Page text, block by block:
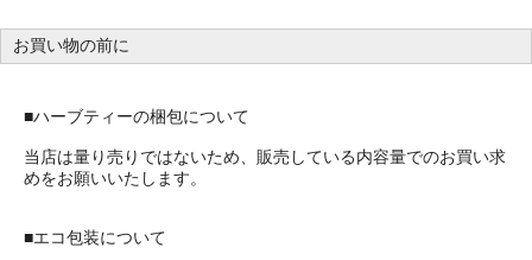
お買い物の前に
■ハーブティーの梱包について
当店は量り売りではないため、販売している内容量でのお買い求
めをお願いいたします。
■エコ包装について